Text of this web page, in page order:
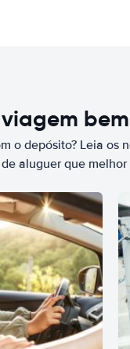
o depósito? Leia os
aluguer que